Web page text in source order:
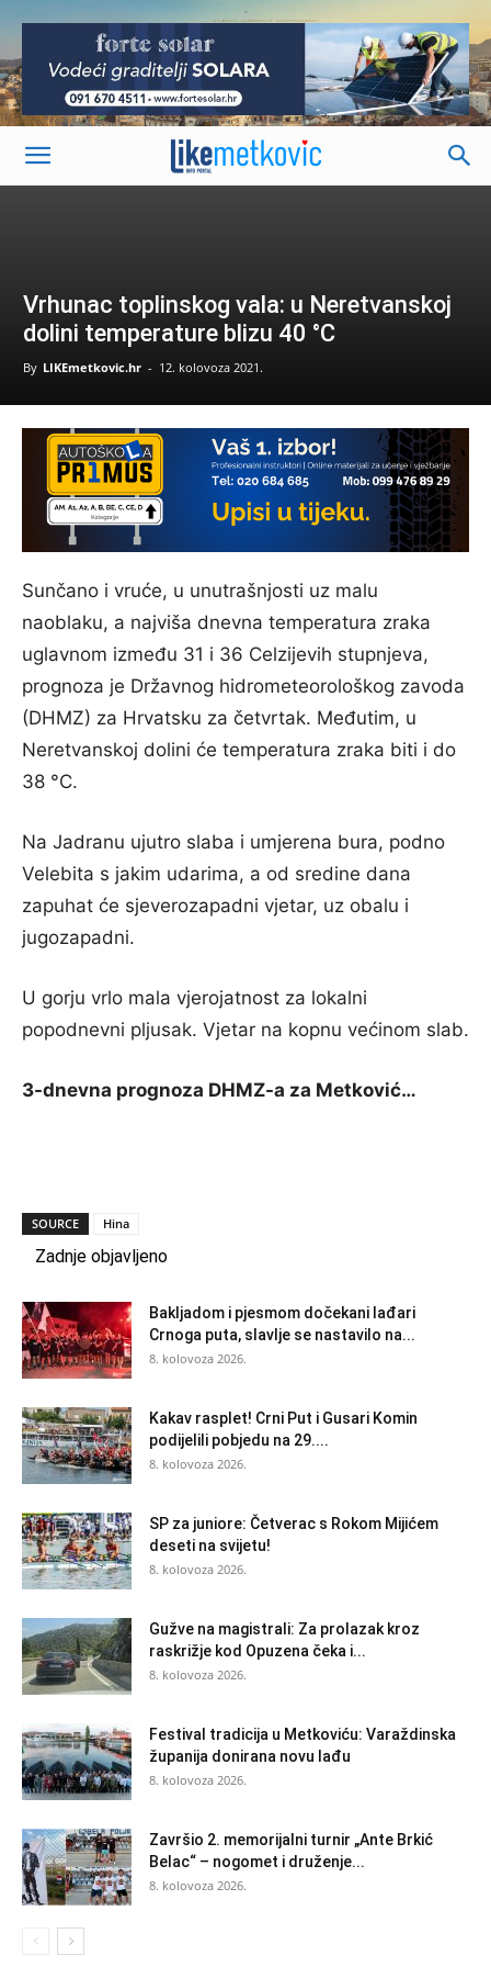
-
Vrhunac toplinskog vala: u Neretvanskoj
dolini temperature blizu 40 °C
By LIKEmetkovic.hr - 12. kolovoza 2021.
Sunčano i vruće, u unutrašnjosti uz malu
naoblaku, a najviša dnevna temperatura zraka
uglavnom između 31 i 36 Celzijevih stupnjeva,
prognoza je Državnog hidrometeorološkog zavoda
(DHMZ) za Hrvatsku za četvrtak. Međutim, u
Neretvanskoj dolini će temperatura zraka biti i do
38 °C.
Na Jadranu ujutro slaba i umjerena bura, podno
Velebita s jakim udarima, a od sredine dana
zapuhat će sjeverozapadni vjetar, uz obalu i
jugozapadni.
U gorju vrlo mala vjerojatnost za lokalni
popodnevni pljusak. Vjetar na kopnu većinom slab.
3-dnevna prognoza DHMZ-a za Metković…
SOURCE Hina
Zadnje objavljeno
Bakljadom i pjesmom dočekani lađari
Crnoga puta, slavlje se nastavilo na...
8. kolovoza 2026.
Kakav rasplet! Crni Put i Gusari Komin
podijelili pobjedu na 29....
8. kolovoza 2026.
SP za juniore: Četverac s Rokom Mijićem
deseti na svijetu!
8. kolovoza 2026.
Gužve na magistrali: Za prolazak kroz
raskrižje kod Opuzena čeka i...
8. kolovoza 2026.
Festival tradicija u Metkoviću: Varaždinska
županija donirana novu lađu
8. kolovoza 2026.
Završio 2. memorijalni turnir „Ante Brkić
Belac“ – nogomet i druženje...
8. kolovoza 2026.